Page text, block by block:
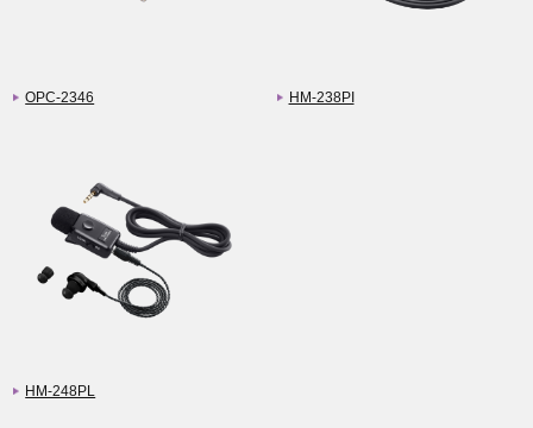
OPC-2346 HM-238PI
HM-248PL